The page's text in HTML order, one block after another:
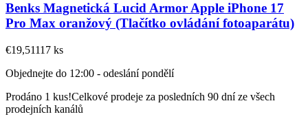
Benks Magnetická Lucid Armor Apple iPhone 17
Pro Max oranžový (Tlačítko ovládání fotoaparátu)
€19,51117 ks
Objednejte do 12:00 - odeslání pondělí
Prodáno 1 kus!Celkové prodeje za posledních 90 dní ze všech
prodejních kanálů